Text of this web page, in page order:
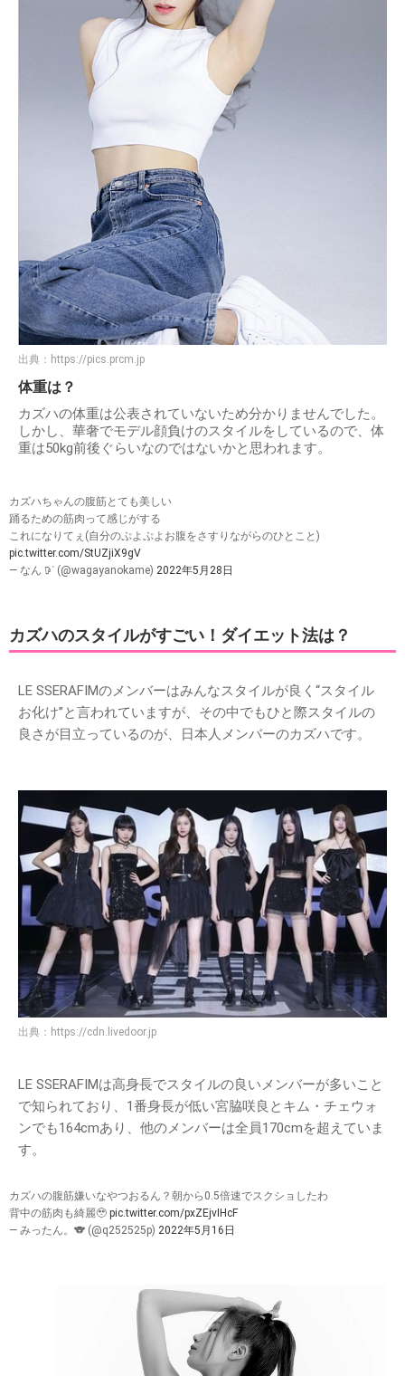
出典： https://pics.prcm.jp
体重は？
カズハの体重は公表されていないため分かりませんでした。
しかし、華奢でモデル顔負けのスタイルをしているので、体
重は50kg前後ぐらいなのではないかと思われます。
カズハちゃんの腹筋とても美しい
踊るための筋肉って感じがする
これになりてぇ(自分のぷよぷよお腹をさすりながらのひとこと)
pic.twitter.com/StUZjiX9gV
— なん 𖠚ᐝ (@wagayanokame) 2022年5月28日
カズハのスタイルがすごい！ダイエット法は？
LE SSERAFIMのメンバーはみんなスタイルが良く“スタイル
お化け”と言われていますが、その中でもひと際スタイルの
良さが目立っているのが、日本人メンバーのカズハです。
出典： https://cdn.livedoor.jp
LE SSERAFIMは高身長でスタイルの良いメンバーが多いこと
で知られており、1番身長が低い宮脇咲良とキム・チェウォ
ンでも164cmあり、他のメンバーは全員170cmを超えていま
す。
カズハの腹筋嫌いなやつおるん？朝から0.5倍速でスクショしたわ
背中の筋肉も綺麗🥹 pic.twitter.com/pxZEjvIHcF
— みったん。🐨 (@q252525p) 2022年5月16日